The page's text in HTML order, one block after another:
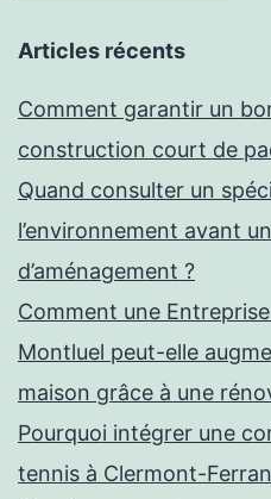
Articles récents
Comment garantir un
construction court de
Quand consulter un
l’environnement avant
d’aménagement ?
Comment une
Montluel peut-elle
maison grâce à une
Pourquoi intégrer une
tennis à Clermont-